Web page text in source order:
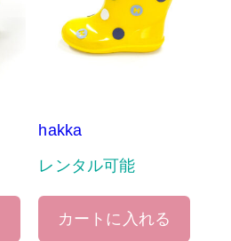
hakka
レンタル可能
カートに入れる